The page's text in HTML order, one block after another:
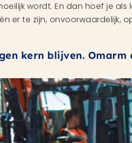
wordt. En dan hoef je
er te zijn, onvoorwaardelijk,
kern blijven. Omarm